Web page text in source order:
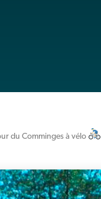
du Comminges à vélo